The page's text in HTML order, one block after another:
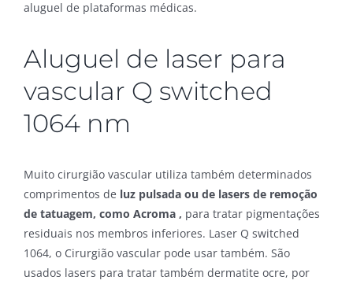
aluguel de plataformas médicas.
Aluguel de laser para
vascular Q switched
1064 nm
Muito cirurgião vascular utiliza também determinados
comprimentos de luz pulsada ou de lasers de remoção
de tatuagem, como Acroma , para tratar pigmentações
residuais nos membros inferiores. Laser Q switched
1064, o Cirurgião vascular pode usar também. São
usados lasers para tratar também dermatite ocre, por